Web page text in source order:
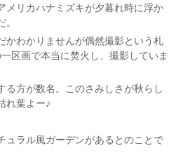
メリカハナミズキが夕暮れ時に浮か
かわかりませんが偶然撮影という札
区画で本当に焚火し、撮影していま
る方が数名。このさみしさが秋らし
れ葉よー♪
ュラル風ガーデンがあるとのことで